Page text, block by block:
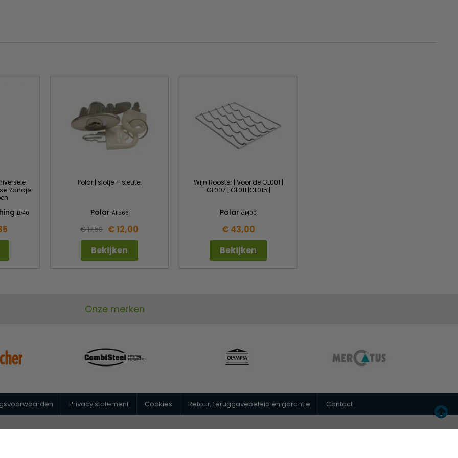
Randje
B740
Polar | slotje + sleutel
Polar AF566
€ 17,50 € 12,00
Bekijken
Wijn Rooster | Voor de GL001 |
GL007 | GL011 |GL015 |
Polar af400
€ 43,00
Bekijken
Onze merken
Privacy statement Cookies Retour, teruggavebeleid en garantie Contact